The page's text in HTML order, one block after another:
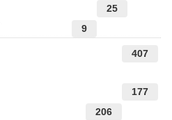
25
9
407
177
206